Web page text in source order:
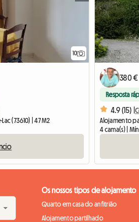
10
(73610) | 47 M2
380 €
Resposta
4.9 (15) |
Alojamento
4 cama(s) |
Os nossos tipos de alojamento
Quarto em casa do anfitrião
Alojamento partilhado